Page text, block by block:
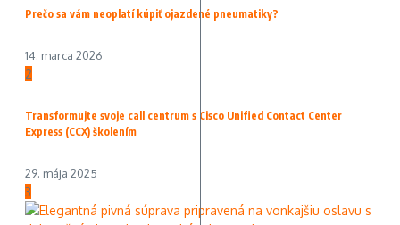
Prečo sa vám neoplatí kúpiť ojazdené pneumatiky?
14. marca 2026
2
Transformujte svoje call centrum s Cisco Unified Contact Center
Express (CCX) školením
29. mája 2025
3